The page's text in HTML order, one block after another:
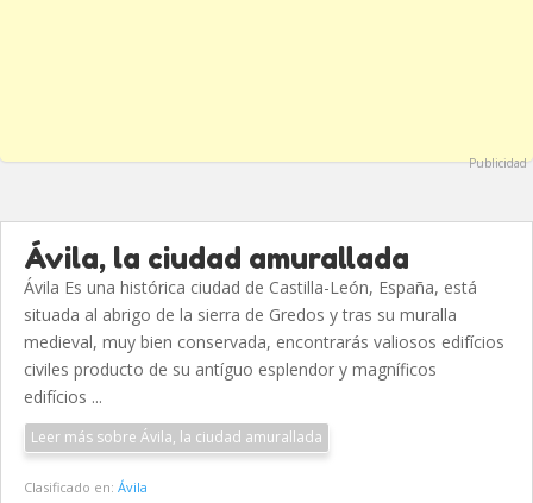
Publicidad
Ávila, la ciudad amurallada
Ávila Es una histórica ciudad de Castilla-León, España, está
situada al abrigo de la sierra de Gredos y tras su muralla
medieval, muy bien conservada, encontrarás valiosos edifícios
civiles producto de su antíguo esplendor y magníficos
edifícios ...
Leer más sobre Ávila, la ciudad amurallada
Clasificado en: Ávila